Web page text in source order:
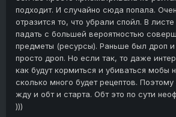
подходит. И случайно сюда попала.
отразится то, что убрали спойл. В
падать с большей вероятностью
предметы (ресурсы). Раньше был дроп и
просто дроп. Но если так, то даже
как будут кормиться и убиваться мобы
сколько много будет рецептов.
жду и обт и старта. Обт это по сути
)))